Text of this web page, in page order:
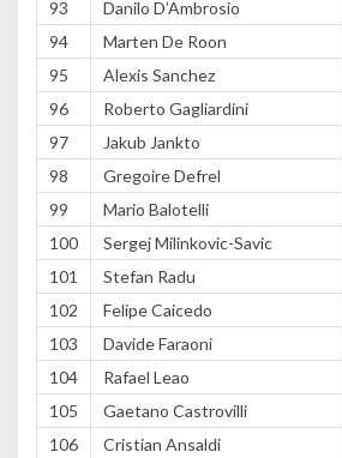
93 Danilo D’Ambrosio
94
Marten De Roon
95
Alexis Sanchez
96
Roberto Gagliardini
97
Jakub Jankto
98
Gregoire Defrel
99
Mario Balotelli
100
Sergej Milinkovic-Savic
101
Stefan Radu
102
Felipe Caicedo
103
Davide Faraoni
104
Rafael Leao
105
Gaetano Castrovilli
106
Cristian Ansaldi